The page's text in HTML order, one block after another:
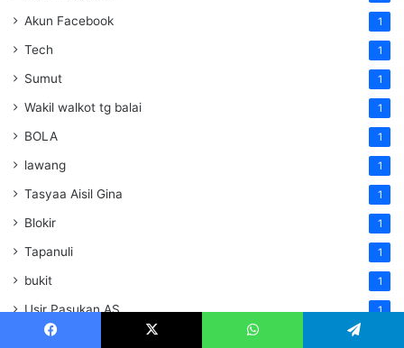
Akun Facebook 1
Tech 1
Sumut 1
Wakil walkot tg balai 1
BOLA 1
lawang 1
Tasyaa Aisil Gina 1
Blokir 1
Tapanuli 1
bukit 1
Usir Pasukan AS 1
Iran Ultimatum Negara-negara Tetangga